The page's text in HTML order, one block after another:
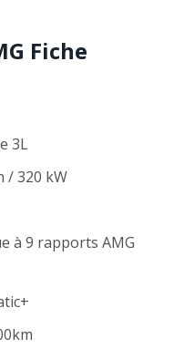
Fiche
3L
/ 320 kW
à 9 rapports AMG